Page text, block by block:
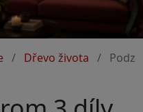
Dřevo života